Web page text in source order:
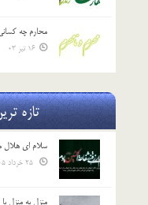
محارم چه
16 تیر 03
تازه
سلام ای هلال
منزل به منزل